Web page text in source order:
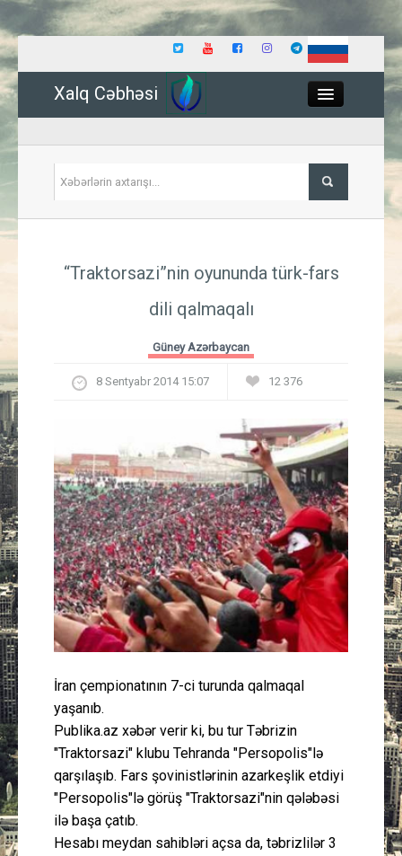
Xalq Cəbhəsi
İqtisadiyyat
Güney Azərbaycan
Mədəniyyət
Müsahibə
İdman
Layihə
Gündəm
Peşə etikası
Əlaqə
“Traktorsazi”nin oyununda türk-fars
dili qalmaqalı
Güney Azərbaycan
8 Sentyabr 2014 15:07 12 376
İran çempionatının 7-ci turunda qalmaqal
yaşanıb.
Publika.az xəbər verir ki, bu tur Təbrizin
"Traktorsazi" klubu Tehranda "Persopolis"lə
qarşılaşıb. Fars şovinistlərinin azarkeşlik etdiyi
"Persopolis"lə görüş "Traktorsazi"nin qələbəsi
ilə başa çatıb.
Hesabı meydan sahibləri açsa da, təbrizlilər 3